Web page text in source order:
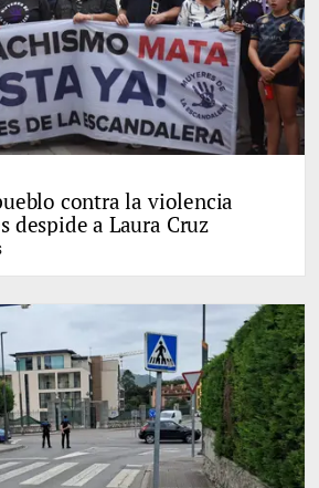
contra la violencia
despide a Laura Cruz